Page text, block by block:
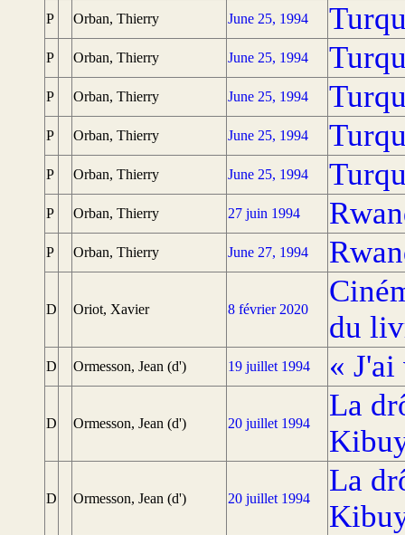
P Orban, Thierry June 25, 1994
P Orban, Thierry June 25, 1994
P Orban, Thierry June 25, 1994
P Orban, Thierry June 25, 1994
P Orban, Thierry June 25, 1994
P Orban, Thierry 27 juin 1994
P Orban, Thierry June 27, 1994
D Oriot, Xavier 8 février 2020
du
D Ormesson, Jean (d') 19 juillet 1994 «
D Ormesson, Jean (d') 20 juillet 1994
La
D Ormesson, Jean (d') 20 juillet 1994
La